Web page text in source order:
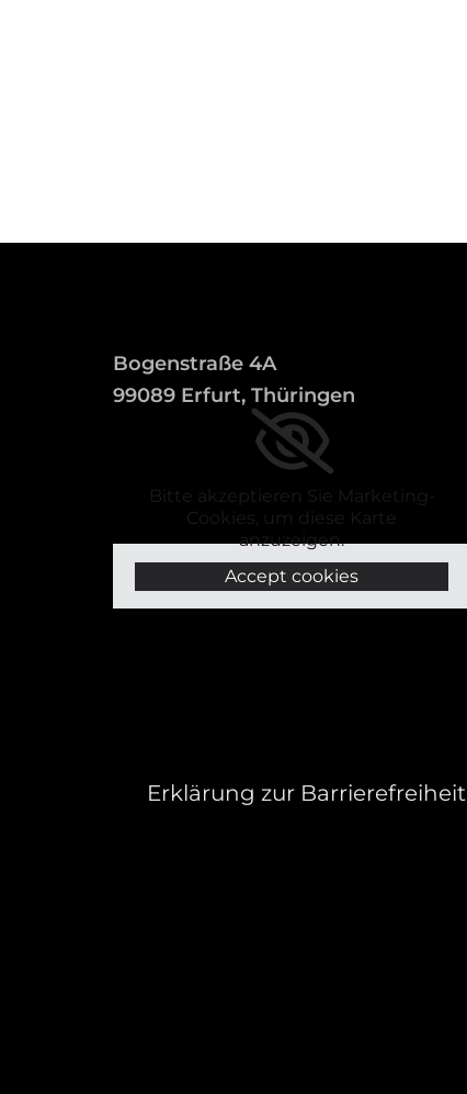
Bogenstraße 4A
99089 Erfurt, Thüringen
Bitte akzeptieren Sie Marketing-
Cookies, um diese Karte
anzuzeigen.
Accept cookies
Erklärung zur Barrierefreiheit